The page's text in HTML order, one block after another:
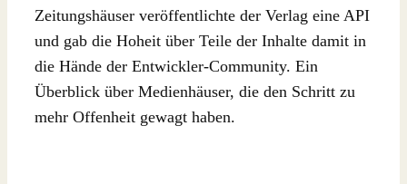
Zeitungshäuser veröffentlichte der Verlag eine API
und gab die Hoheit über Teile der Inhalte damit in
die Hände der Entwickler-Community. Ein
Überblick über Medienhäuser, die den Schritt zu
mehr Offenheit gewagt haben.